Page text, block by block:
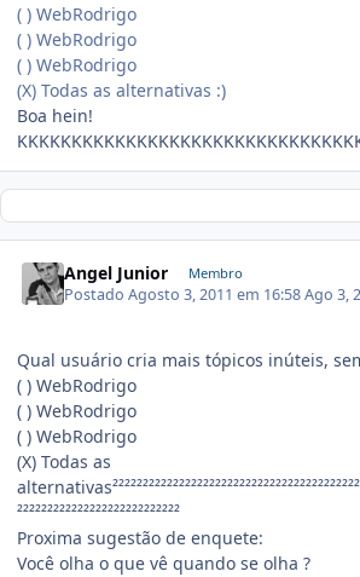
( ) WebRodrigo
( ) WebRodrigo
( ) WebRodrigo
(X) Todas as alternativas :)
Boa hein!
Angel Junior Membro
PostadoAgosto 3, 2011 em 16:58Ago 3,
Qual usuário cria mais tópicos inúteis,
( ) WebRodrigo
( ) WebRodrigo
( ) WebRodrigo
(X) Todas as
²²²²²²²²²²²²²²²²²²²²²²²²²²²
Proxima sugestão de enquete:
Você olha o que vê quando se olha ?